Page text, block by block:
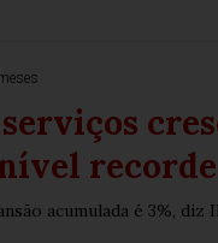
recorde
acumulada é 3%, diz